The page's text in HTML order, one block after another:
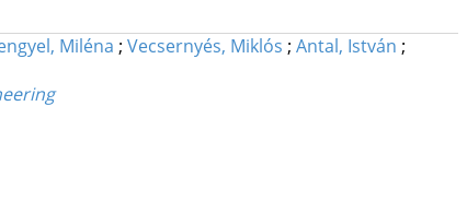
Miléna ; Vecsernyés, Miklós ; Antal, István ;